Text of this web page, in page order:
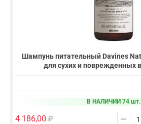
Шампунь питательный Davines
для сухих и поврежденных
В НАЛИЧИИ 74 шт.
4 186,00